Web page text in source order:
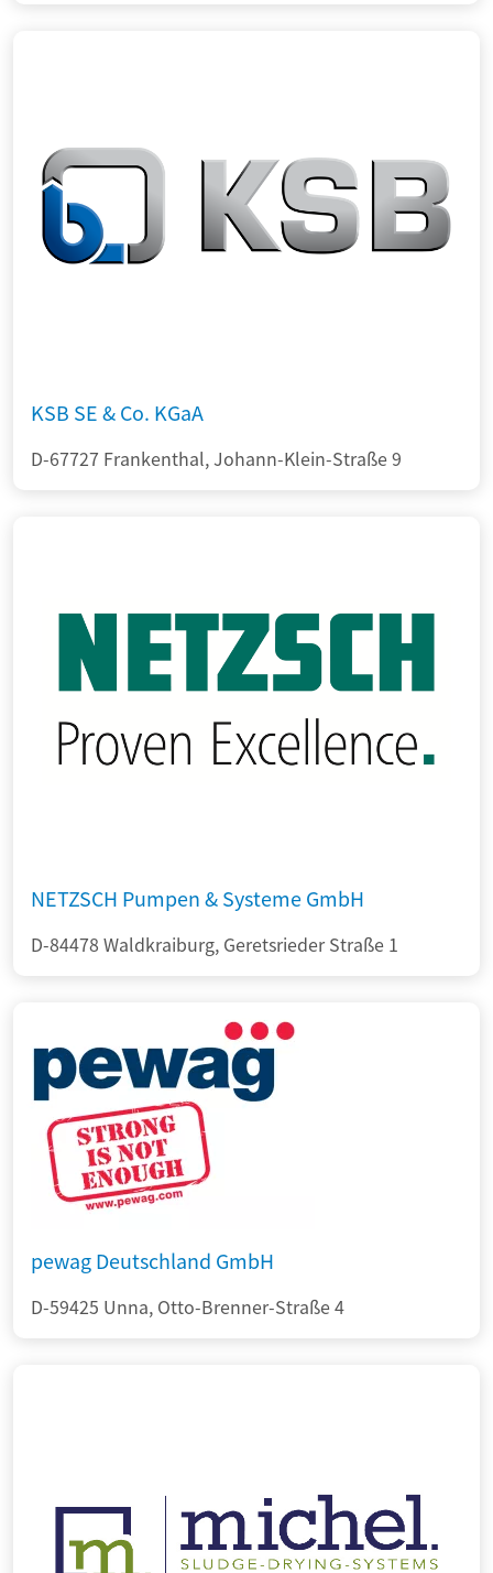
KSB SE & Co. KGaA
D-67727 Frankenthal, Johann-Klein-Straße 9
NETZSCH Pumpen & Systeme GmbH
D-84478 Waldkraiburg, Geretsrieder Straße 1
pewag Deutschland GmbH
D-59425 Unna, Otto-Brenner-Straße 4